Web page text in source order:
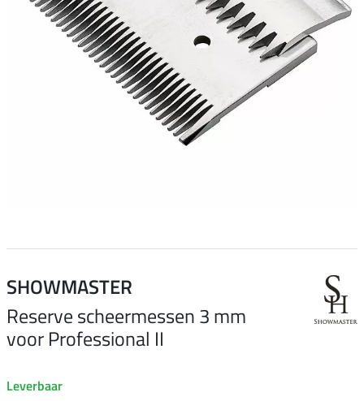
SHOWMASTER
Reserve scheermessen 3 mm
voor Professional II
Leverbaar